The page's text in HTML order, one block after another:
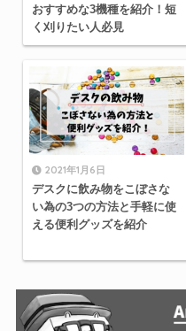
おすすめな3機種を紹介！短
く刈りたい人必見
2021年1月6日
デスクに飲み物をこぼさな
い為の3つの方法と手軽に使
える便利グッズを紹介